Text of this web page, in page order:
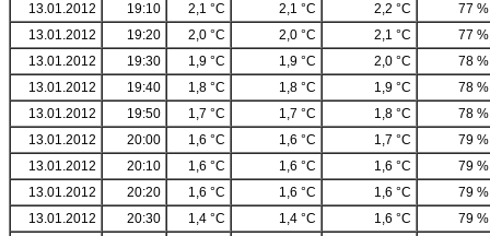
13.01.2012
19:10 2,1 °C 2,1 °C 2,2 °C
77 %
13.01.2012
19:20 2,0 °C 2,0 °C 2,1 °C
77 %
13.01.2012
19:30 1,9 °C 1,9 °C 2,0 °C
78 %
13.01.2012
19:40 1,8 °C 1,8 °C 1,9 °C
78 %
13.01.2012
19:50 1,7 °C 1,7 °C 1,8 °C
78 %
13.01.2012
20:00 1,6 °C 1,6 °C 1,7 °C
79 %
13.01.2012
20:10 1,6 °C 1,6 °C 1,6 °C
79 %
13.01.2012
20:20 1,6 °C 1,6 °C 1,6 °C
79 %
13.01.2012
20:30 1,4 °C 1,4 °C 1,6 °C
79 %